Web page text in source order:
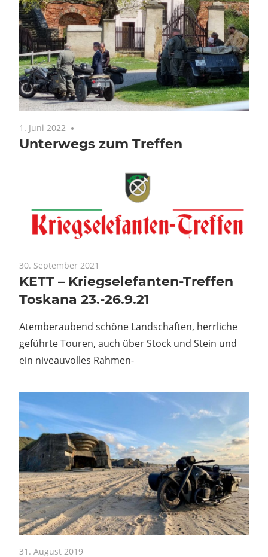
1. Juni 2022
Unterwegs zum Treffen
30. September 2021
KETT – Kriegselefanten-Treffen
Toskana 23.-26.9.21
Atemberaubend schöne Landschaften, herrliche
geführte Touren, auch über Stock und Stein und
ein niveauvolles Rahmen-
31. August 2019